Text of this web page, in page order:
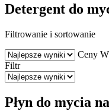
Detergent do
Filtrowanie i sortowanie
Ceny
Filtr
Płyn do mycia